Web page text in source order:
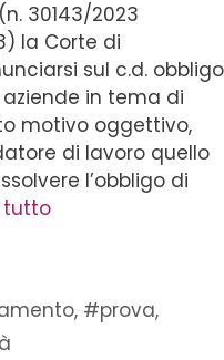
30143/2023
la Corte di
sul c.d. obbligo
in tema di
motivo oggettivo,
di lavoro quello
l’obbligo di
tutto
, #prova,